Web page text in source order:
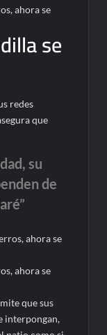
ahora se
se
redes
que
su
de
ahora se
que sus
interpongan,